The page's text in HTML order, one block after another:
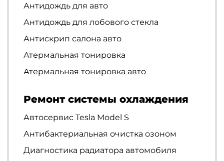
Антидождь для авто
Антидождь для лобового стекла
Антискрип салона авто
Атермальная тонировка
Атермальная тонировка авто
Ремонт системы охлаждения
Автосервис Tesla Model S
Антибактериальная очистка озоном
Диагностика радиатора автомобиля